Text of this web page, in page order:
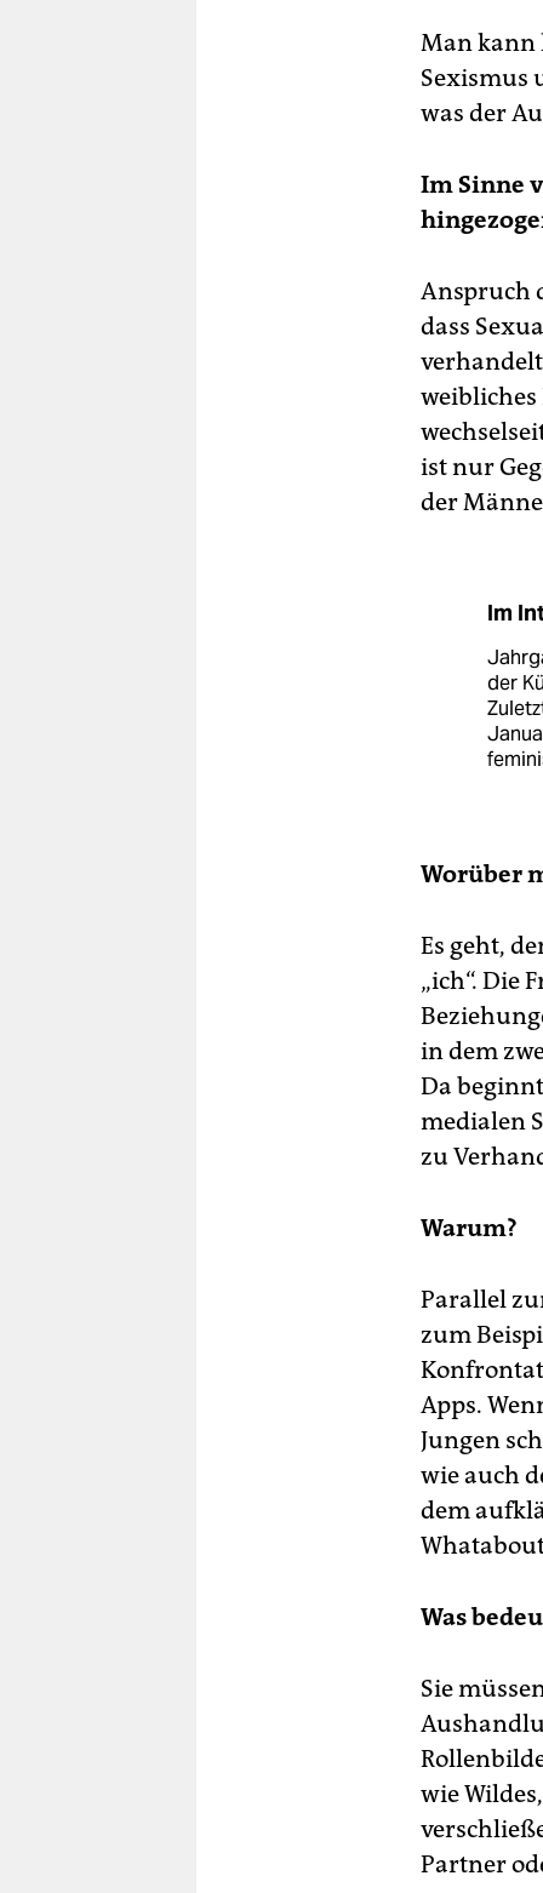
Man kann
Sexismus
was der
Im Sinne
Anspruch
dass
weibliches
ist nur
der
Im
der
Worüber
Es geht,
„ich“. Die
in dem
Da
medialen
zu
Warum?
Parallel
zum
Apps.
Jungen
wie auch
dem
Was
Sie
wie
Partner